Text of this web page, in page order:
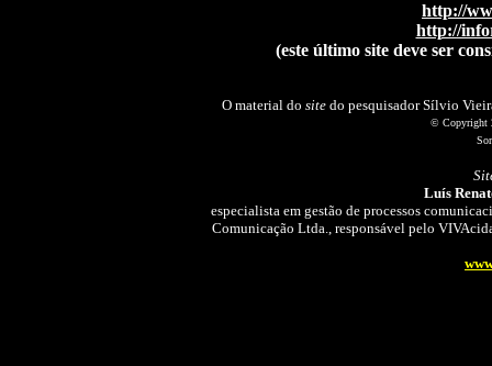
http://
http://
(este último site deve ser
O material do site do pesquisador Sílvio
© Copyright
Luís
especialista em gestão de processos
Comunicação Ltda., responsável pelo